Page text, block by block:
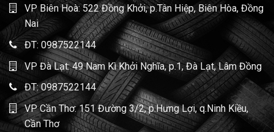
VP Biên Hoà: 522 Đồng Khởi, p.Tân Hiệp, Biên Hòa, Đồng
Nai
ĐT: 0987522144
VP Đà Lạt: 49 Nam Kì Khởi Nghĩa, p.1, Đà Lạt, Lâm Đồng
ĐT:0987522144
VP Cần Thơ: 151 Đường 3/2, p.Hưng Lợi, q.Ninh Kiều,
Cần Thơ